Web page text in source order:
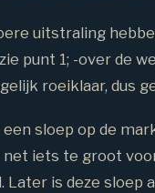
uitstraling
punt 1; -over de
roeiklaar, dus
sloep op de
iets te groot
Later is deze sloep